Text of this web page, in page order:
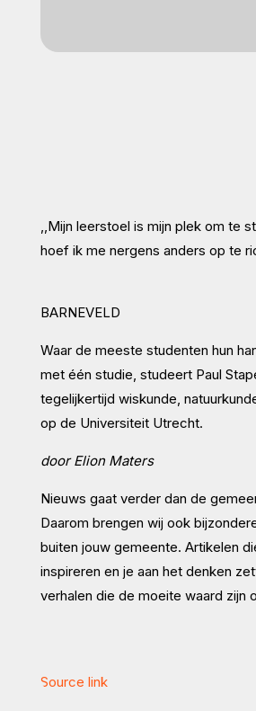
,,Mijn leerstoel is mijn plek om te
hoef ik me nergens anders op te
BARNEVELD
Waar de meeste studenten hun
met één studie, studeert Paul
tegelijkertijd wiskunde,
op de Universiteit Utrecht.
door Elion Maters
Nieuws gaat verder dan de
Daarom brengen wij ook
buiten jouw gemeente. Artikelen
inspireren en je aan het denken
verhalen die de moeite waard zijn
Source link